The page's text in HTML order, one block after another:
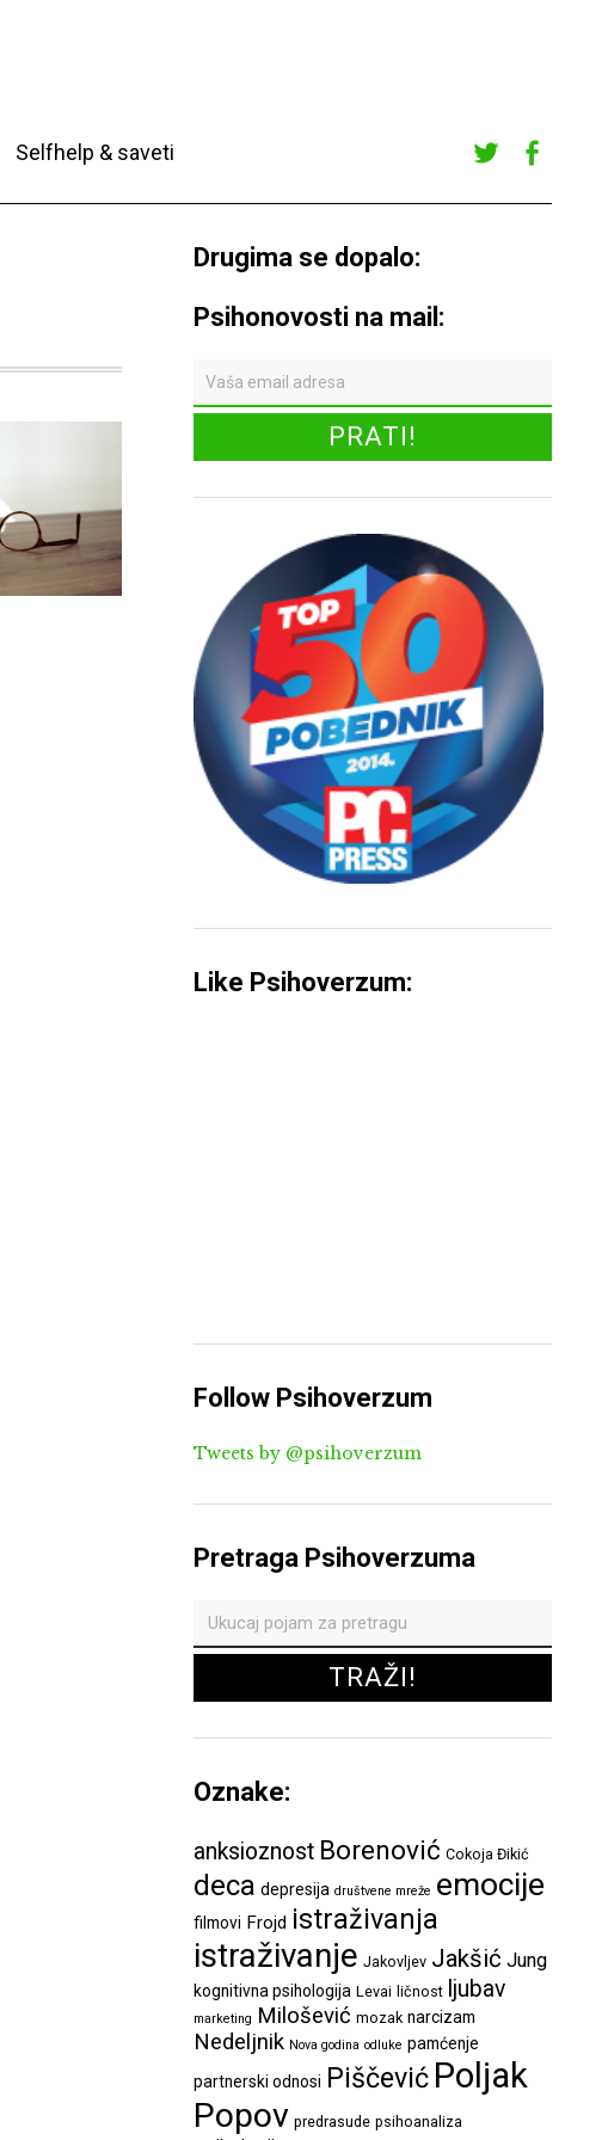
Selfhelp & saveti
r
ook
Drugima se dopalo:
Psihonovosti na mail:
Like Psihoverzum:
Follow Psihoverzum
Tweets by @psihoverzum
Pretraga Psihoverzuma
Oznake:
anksioznost Borenović Cokoja Đikić
deca depresija društvene mreže emocije
filmovi Frojd istraživanja
istraživanje Jakovljev Jakšić Jung
kognitivna psihologija Levai ličnost ljubav
marketing Milošević mozak narcizam
Nedeljnik Nova godina odluke pamćenje
partnerski odnosi Piščević Poljak
Popov predrasude psihoanaliza